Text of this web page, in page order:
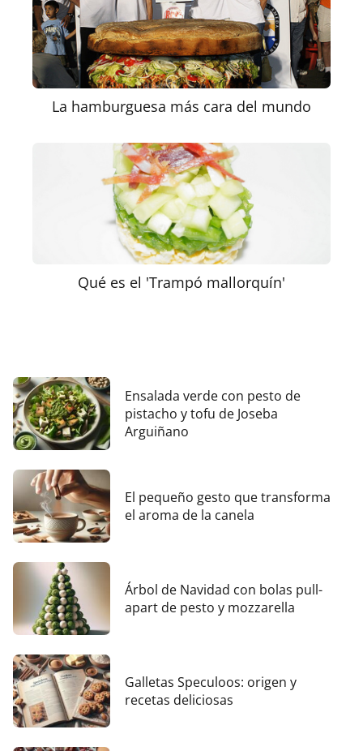
La hamburguesa más cara del mundo
Qué es el 'Trampó mallorquín'
Ensalada verde con pesto de
pistacho y tofu de Joseba
Arguiñano
El pequeño gesto que transforma
el aroma de la canela
Árbol de Navidad con bolas pull-
apart de pesto y mozzarella
Galletas Speculoos: origen y
recetas deliciosas